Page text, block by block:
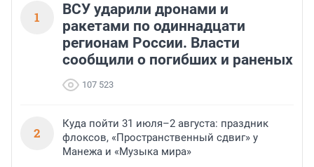
1
ВСУ ударили дронами и
ракетами по одиннадцати
регионам России. Власти
сообщили о погибших и раненых
107 523
2
Куда пойти 31 июля–2 августа: праздник
флоксов, «Пространственный сдвиг» у
Манежа и «Музыка мира»